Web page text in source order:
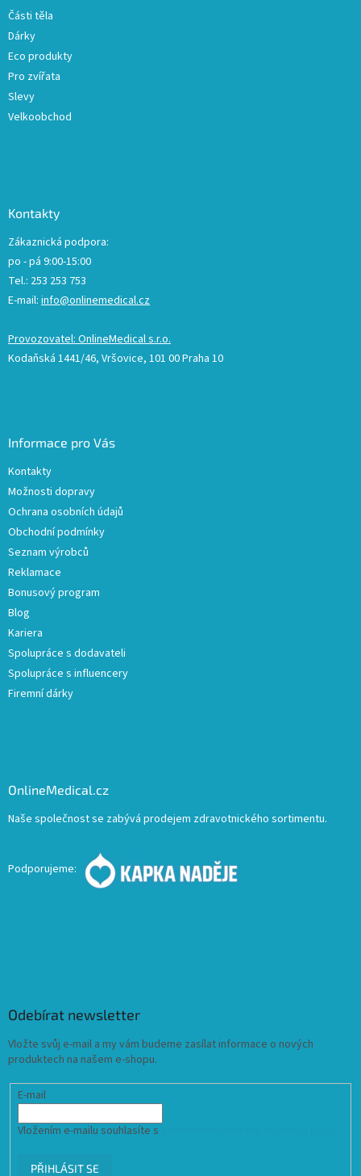
Části těla
Dárky
Eco produkty
Pro zvířata
Slevy
Velkoobchod
Kontakty
Zákaznická podpora:
po - pá 9:00-15:00
Tel.: 253 253 753
E-mail: info@onlinemedical.cz
Provozovatel: OnlineMedical s.r.o.
Kodaňská 1441/46, Vršovice, 101 00 Praha 10
Informace pro Vás
Kontakty
Možnosti dopravy
Ochrana osobních údajů
Obchodní podmínky
Seznam výrobců
Reklamace
Bonusový program
Blog
Kariera
Spolupráce s dodavateli
Spolupráce s influencery
Firemní dárky
OnlineMedical.cz
Naše společnost se zabývá prodejem zdravotnického sortimentu.
Podporujeme:
Odebírat newsletter
Vložte svůj e-mail a my vám budeme zasílat informace o nových
produktech na našem e-shopu.
E-mail
Vložením e-mailu souhlasíte s
PŘIHLÁSIT SE